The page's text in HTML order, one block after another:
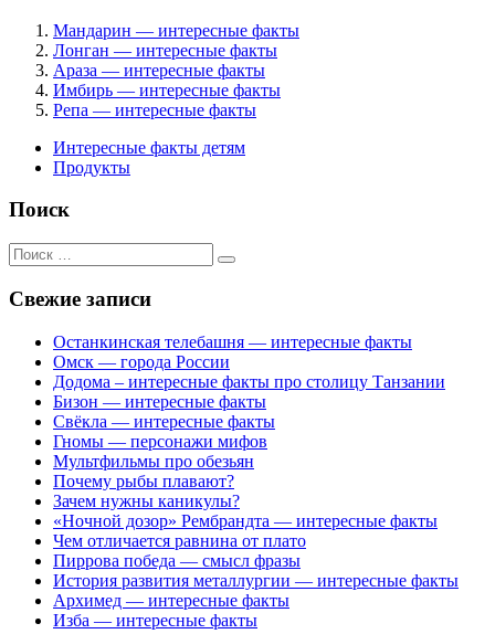
Мандарин — интересные факты
Лонган — интересные факты
Араза — интересные факты
Имбирь — интересные факты
Репа — интересные факты
Интересные факты детям
Продукты
Поиск
Поиск
для:
Свежие записи
Останкинская телебашня — интересные факты
Омск — города России
Додома – интересные факты про столицу Танзании
Бизон — интересные факты
Свёкла — интересные факты
Гномы — персонажи мифов
Мультфильмы про обезьян
Почему рыбы плавают?
Зачем нужны каникулы?
«Ночной дозор» Рембрандта — интересные факты
Чем отличается равнина от плато
Пиррова победа — смысл фразы
История развития металлургии — интересные факты
Архимед — интересные факты
Изба — интересные факты